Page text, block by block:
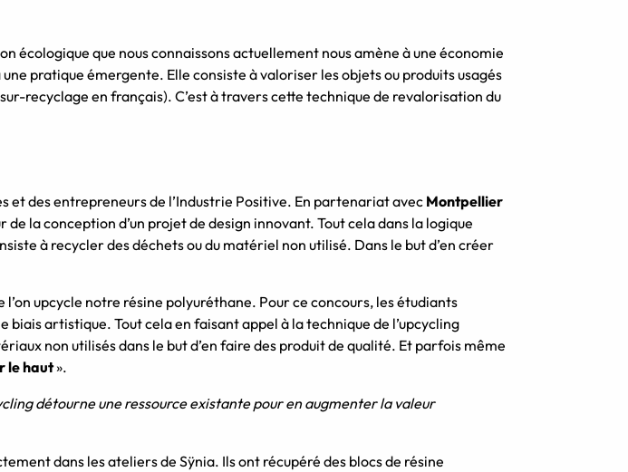
écologique que nous connaissons actuellement nous amène à une économie
pratique émergente. Elle consiste à valoriser les objets ou produits usagés
recyclage en français). C’est à travers cette technique de revalorisation du
et des entrepreneurs de l’Industrie Positive. En partenariat avecMontpellier
la conception d’un projet de design innovant. Tout cela dans la logique
à recycler des déchets ou du matériel non utilisé. Dans le but d’en créer
upcycle notre résine polyuréthane. Pour ce concours, les étudiants
artistique. Tout cela en faisant appel à la technique de l’upcycling
non utilisés dans le but d’en faire des produit de qualité. Et parfois même
le haut».
détourne une ressource existante pour en augmenter la valeur
dans les ateliers de Sÿnia. Ils ont récupéré des blocs de résine